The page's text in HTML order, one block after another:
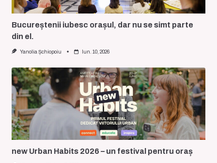
Bucureștenii iubesc orașul, dar nu se simt parte
din el.
Yanolia Șchiopoiu Iun. 10, 2026
new Urban Habits 2026 – un festival pentru oraș